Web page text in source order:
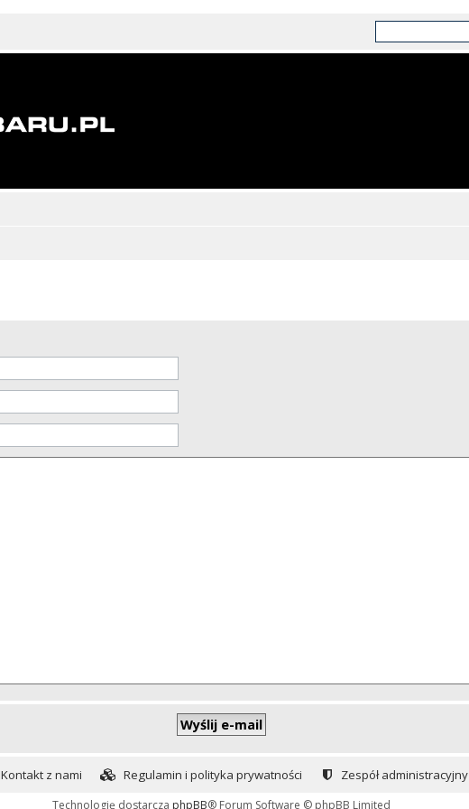
Zespół administracyjny
Regulamin i polityka prywatności
Kontakt z nami
Technologię dostarcza phpBB® Forum Software © phpBB Limited